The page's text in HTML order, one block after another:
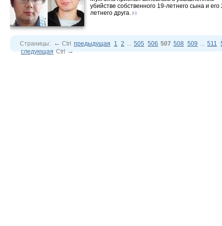
убийстве собственного 19-летнего сына и его
летнего друга.
Страницы: ← Ctrl предыдущая 1 2 ... 505 506 507 508 509 ... 511
следующая Ctrl →